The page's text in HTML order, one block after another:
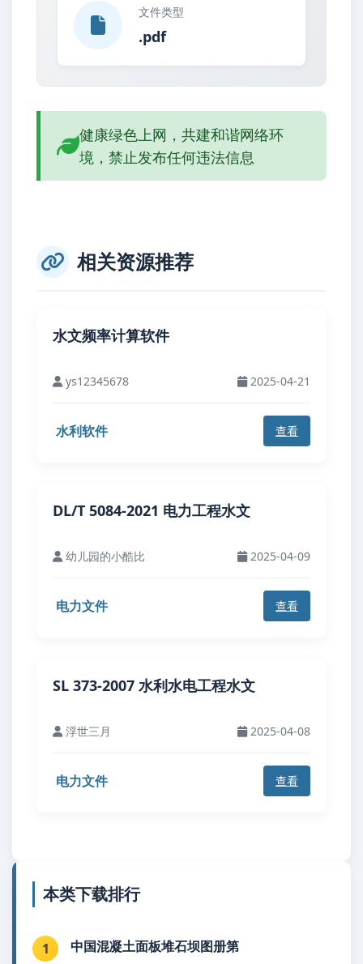
文件类型
.pdf
健康绿色上网，共建和谐网络环
境，禁止发布任何违法信息
相关资源推荐
水文频率计算软件
ys12345678 2025-04-21
水利软件 查看
DL/T 5084-2021 电力工程水文
幼儿园的小酷比 2025-04-09
电力文件 查看
SL 373-2007 水利水电工程水文
浮世三月 2025-04-08
电力文件 查看
本类下载排行
1 中国混凝土面板堆石坝图册第